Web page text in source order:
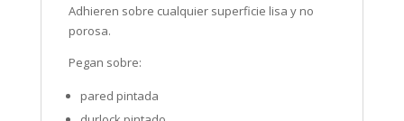
Adhieren sobre cualquier superficie lisa y no
porosa.
Pegan sobre:
pared pintada